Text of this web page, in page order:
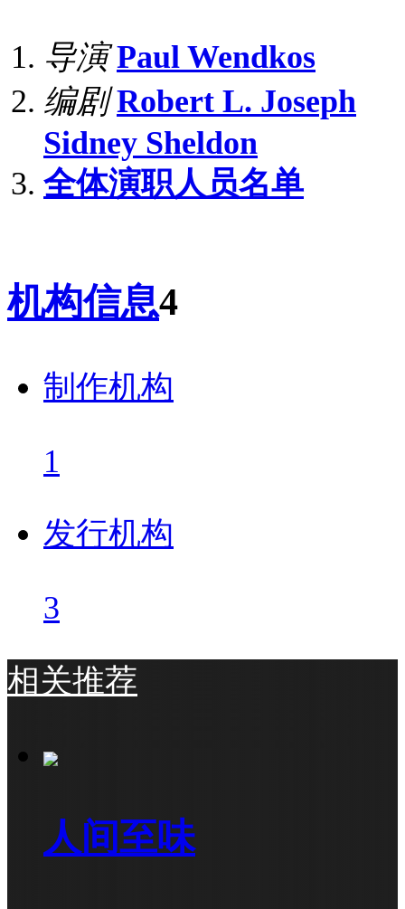
导演 Paul Wendkos
编剧 Robert L. Joseph
Sidney Sheldon
全体演职人员名单
机构信息4
制作机构
1
发行机构
3
相关推荐
人间至味